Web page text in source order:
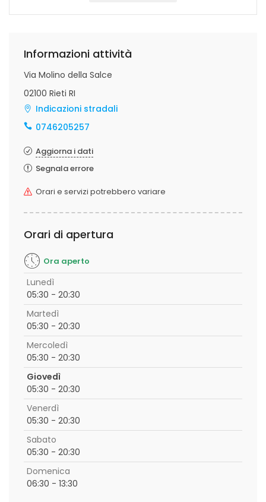
Informazioni attività
Via Molino della Salce
02100 Rieti RI
Indicazioni stradali
0746205257
Aggiorna i dati
Segnala errore
Orari e servizi potrebbero variare
Orari di apertura
Ora aperto
Lunedì
05:30 - 20:30
Martedì
05:30 - 20:30
Mercoledì
05:30 - 20:30
Giovedì
05:30 - 20:30
Venerdì
05:30 - 20:30
Sabato
05:30 - 20:30
Domenica
06:30 - 13:30